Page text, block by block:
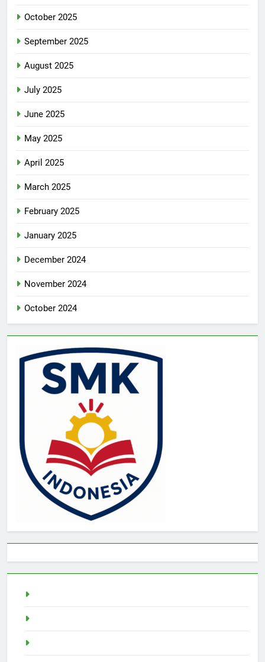
October 2025
September 2025
August 2025
July 2025
June 2025
May 2025
April 2025
March 2025
February 2025
January 2025
December 2024
November 2024
October 2024